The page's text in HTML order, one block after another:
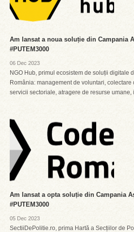
Am lansat a noua soluție din Campania
#PUTEM3000
06 Dec 2023
NGO Hub, primul ecosistem de soluții digitale
România: management de voluntari, colectare
servicii sectoriale, atragere de resurse umane,
Am lansat a opta soluție din Campania
#PUTEM3000
05 Dec 2023
SectiiDePolitie.ro, prima Hartă a Secțiilor de